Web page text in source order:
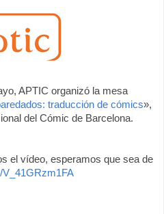
APTIC organizó la mesa
traducción de cómics»,
del Cómic de Barcelona.
el vídeo, esperamos que sea de
V_41GRzm1FA